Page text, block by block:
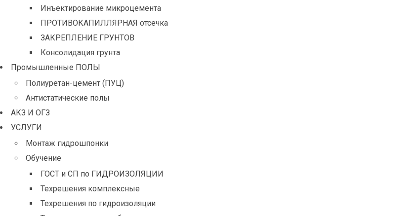
Инъектирование микроцемента
ПРОТИВОКАПИЛЛЯРНАЯ отсечка
ЗАКРЕПЛЕНИЕ ГРУНТОВ
Консолидация грунта
Промышленные ПОЛЫ
Полиуретан-цемент (ПУЦ)
Антистатические полы
АКЗ И ОГЗ
УСЛУГИ
Монтаж гидрошпонки
Обучение
ГОСТ и СП по ГИДРОИЗОЛЯЦИИ
Техрешения комплексные
Техрешения по гидроизоляции